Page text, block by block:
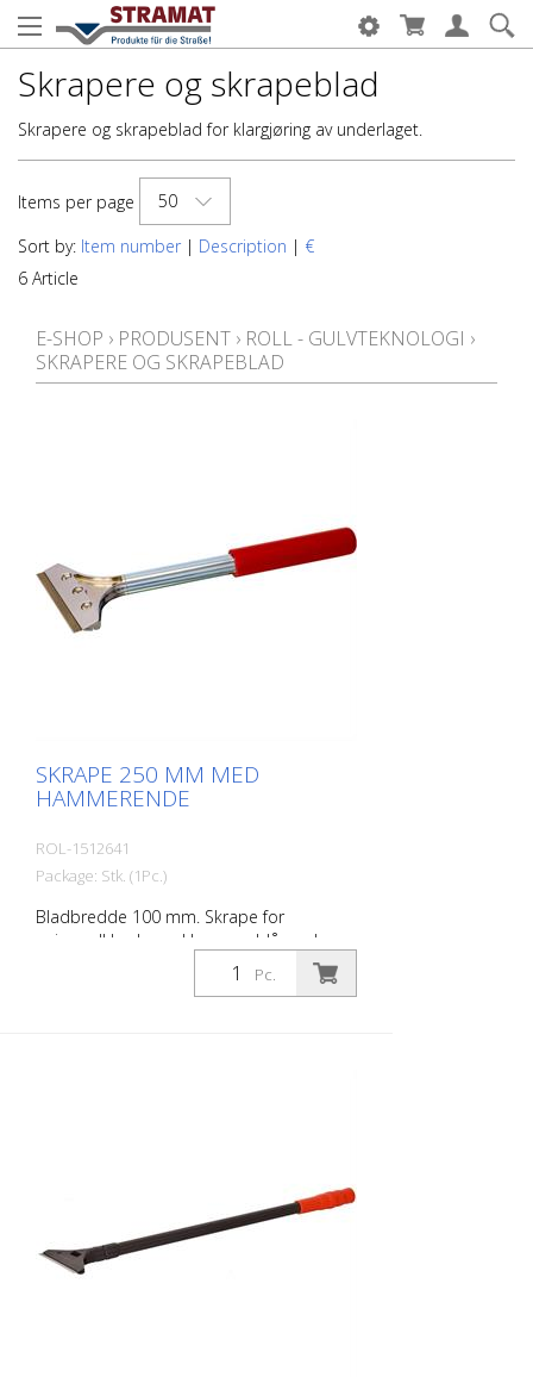
Skrapere og skrapeblad
Skrapere og skrapeblad for klargjøring av underlaget.
Items per page
50
Sort by: Item number | Description | €
6 Article
E-SHOP › PRODUSENT › ROLL - GULVTEKNOLOGI ›
SKRAPERE OG SKRAPEBLAD
SKRAPE 250 MM MED
HAMMERENDE
ROL-1512641
Package: Stk. (1Pc.)
Bladbredde 100 mm. Skrape for
universell bruk med hammerblåsende
Pc.